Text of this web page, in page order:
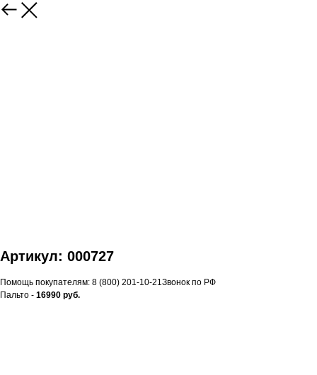
Артикул: 000727
Помощь покупателям: 8 (800) 201-10-21Звонок по РФ
Пальто - 16990 руб.